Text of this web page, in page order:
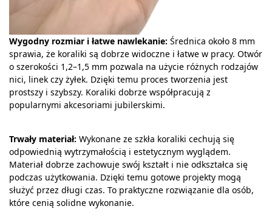
Wygodny rozmiar i łatwe nawlekanie: Średnica około 8 mm
sprawia, że koraliki są dobrze widoczne i łatwe w pracy. Otwór
o szerokości 1,2–1,5 mm pozwala na użycie różnych rodzajów
nici, linek czy żyłek. Dzięki temu proces tworzenia jest
prostszy i szybszy. Koraliki dobrze współpracują z
popularnymi akcesoriami jubilerskimi.
Trwały materiał: Wykonane ze szkła koraliki cechują się
odpowiednią wytrzymałością i estetycznym wyglądem.
Materiał dobrze zachowuje swój kształt i nie odkształca się
podczas użytkowania. Dzięki temu gotowe projekty mogą
służyć przez długi czas. To praktyczne rozwiązanie dla osób,
które cenią solidne wykonanie.